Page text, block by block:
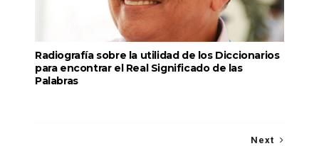
Radiografía sobre la utilidad de los Diccionarios
para encontrar el Real Significado de las
Palabras
Next